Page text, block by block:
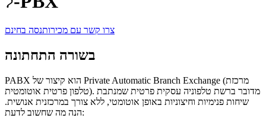
צרו קשר עם מכירותנסה בחינם
בשורה התחתונה
PABX הוא קיצור של Private Automatic Branch Exchange (מרכזת
טלפון פרטית אוטומטית). מדובר ברשת טלפוניה עסקית פרטית שמנתבת
שיחות פנימיות וחיצוניות באופן אוטומטי, ללא צורך במרכזנית אנושית.
הנה מה שחשוב לדעת: